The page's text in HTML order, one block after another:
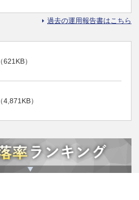
過去の運用報告書はこちら
（621KB）
（4,871KB）